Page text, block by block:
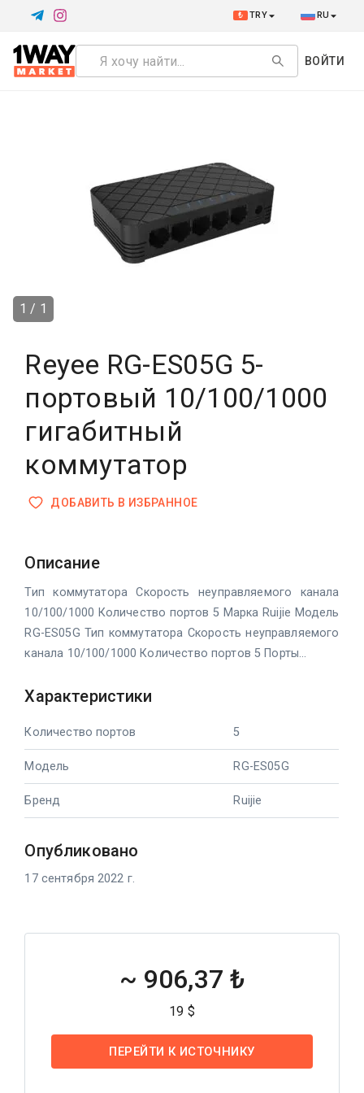
₺ TRY RU
ВОЙТИ
1 / 1
Reyee RG-ES05G 5-
портовый 10/100/1000
гигабитный
коммутатор
ДОБАВИТЬ В ИЗБРАННОЕ
Описание
Тип коммутатора Скорость неуправляемого канала
10/100/1000 Количество портов 5 Марка Ruijie Модель
RG-ES05G Тип коммутатора Скорость неуправляемого
канала 10/100/1000 Количество портов 5 Порты...
Характеристики
Количество портов 5
Модель RG-ES05G
Бренд Ruijie
Опубликовано
17 сентября 2022 г.
~ 906,37 ₺
19 $
ПЕРЕЙТИ К ИСТОЧНИКУ